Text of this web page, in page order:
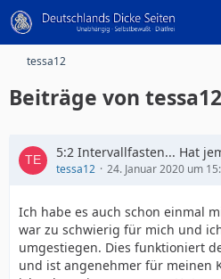
tessa12
Beiträge von tessa12
5:2 Intervallfasten... Hat
tessa12 24. Januar 2020 um
Ich habe es auch schon einmal
war zu schwierig für mich und
umgestiegen. Dies funktioniert
und ist angenehmer für meinen